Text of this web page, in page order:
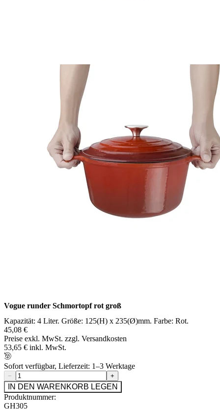
Vogue runder Schmortopf rot groß
Kapazität: 4 Liter. Größe: 125(H) x 235(Ø)mm. Farbe: Rot.
45,08 €
Preise exkl. MwSt. zzgl. Versandkosten
53,65 € inkl. MwSt.
Sofort verfügbar, Lieferzeit: 1–3 Werktage
− +
IN DEN WARENKORB LEGEN
Produktnummer:
GH305